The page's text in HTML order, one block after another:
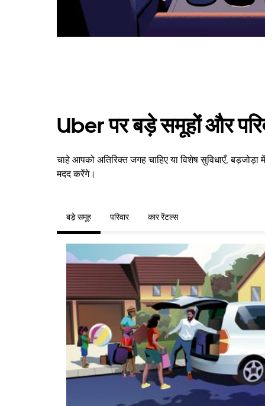
Uber पर बड़े समूहों और
चाहे आपको अतिरिक्त जगह चाहिए या विशेष सुविधाएँ,
मदद करेंगे।
बड़े समूह परिवार कार रेंटल्स